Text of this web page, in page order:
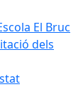
El Bruc
dels